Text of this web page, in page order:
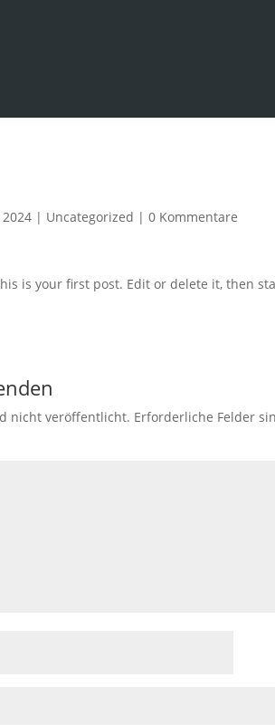
2024 | Uncategorized |0 Kommentare
is your first post. Edit or delete it, then
nicht veröffentlicht. Erforderliche Felder